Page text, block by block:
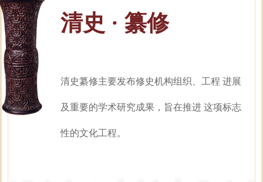
清史 · 纂修
清史纂修主要发布修史机构组织、工程 进展
及重要的学术研究成果，旨在推进 这项标志
性的文化工程。